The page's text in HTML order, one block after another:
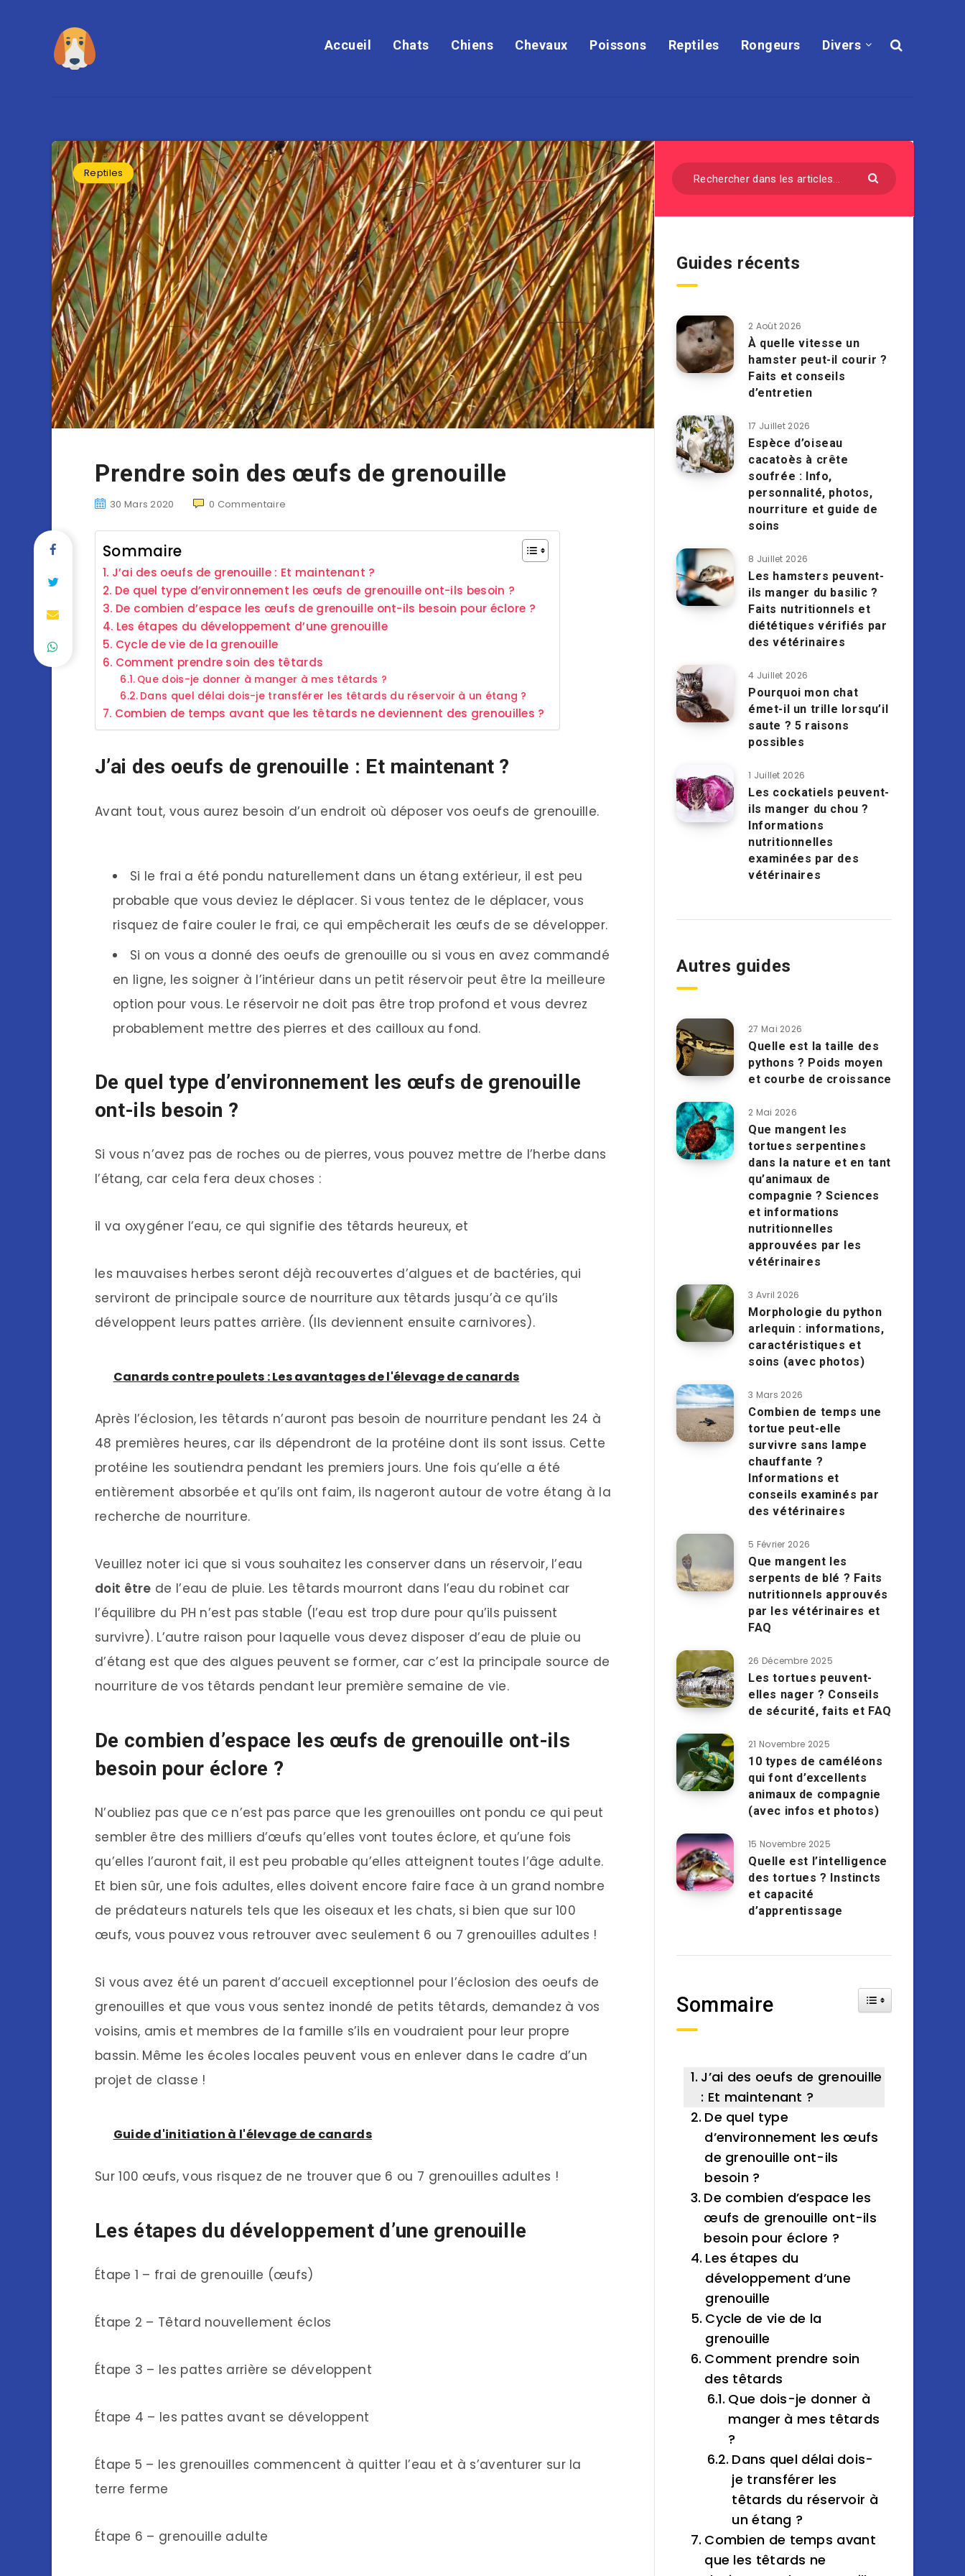
Accueil Chats Chiens Chevaux Poissons Reptiles Rongeurs Divers
Reptiles
Prendre soin des œufs de grenouille
30 Mars 2020 0 Commentaire
Sommaire
J’ai des oeufs de grenouille : Et maintenant ?
De quel type d’environnement les œufs de grenouille ont-ils besoin ?
De combien d’espace les œufs de grenouille ont-ils besoin pour éclore ?
Les étapes du développement d’une grenouille
Cycle de vie de la grenouille
Comment prendre soin des têtards
Que dois-je donner à manger à mes têtards ?
Dans quel délai dois-je transférer les têtards du réservoir à un étang ?
Combien de temps avant que les têtards ne deviennent des grenouilles ?
J’ai des oeufs de grenouille : Et maintenant ?
Avant tout, vous aurez besoin d’un endroit où déposer vos oeufs de grenouille.
Si le frai a été pondu naturellement dans un étang extérieur, il est peu
probable que vous deviez le déplacer. Si vous tentez de le déplacer, vous
risquez de faire couler le frai, ce qui empêcherait les œufs de se développer.
Si on vous a donné des oeufs de grenouille ou si vous en avez commandé
en ligne, les soigner à l’intérieur dans un petit réservoir peut être la meilleure
option pour vous. Le réservoir ne doit pas être trop profond et vous devrez
probablement mettre des pierres et des cailloux au fond.
De quel type d’environnement les œufs de grenouille
ont-ils besoin ?
Si vous n’avez pas de roches ou de pierres, vous pouvez mettre de l’herbe dans
l’étang, car cela fera deux choses :
il va oxygéner l’eau, ce qui signifie des têtards heureux, et
les mauvaises herbes seront déjà recouvertes d’algues et de bactéries, qui
serviront de principale source de nourriture aux têtards jusqu’à ce qu’ils
développent leurs pattes arrière. (Ils deviennent ensuite carnivores).
Canards contre poulets : Les avantages de l'élevage de canards
Après l’éclosion, les têtards n’auront pas besoin de nourriture pendant les 24 à
48 premières heures, car ils dépendront de la protéine dont ils sont issus. Cette
protéine les soutiendra pendant les premiers jours. Une fois qu’elle a été
entièrement absorbée et qu’ils ont faim, ils nageront autour de votre étang à la
recherche de nourriture.
Veuillez noter ici que si vous souhaitez les conserver dans un réservoir, l’eau
doit être de l’eau de pluie. Les têtards mourront dans l’eau du robinet car
l’équilibre du PH n’est pas stable (l’eau est trop dure pour qu’ils puissent
survivre). L’autre raison pour laquelle vous devez disposer d’eau de pluie ou
d’étang est que des algues peuvent se former, car c’est la principale source de
nourriture de vos têtards pendant leur première semaine de vie.
De combien d’espace les œufs de grenouille ont-ils
besoin pour éclore ?
N’oubliez pas que ce n’est pas parce que les grenouilles ont pondu ce qui peut
sembler être des milliers d’œufs qu’elles vont toutes éclore, et qu’une fois
qu’elles l’auront fait, il est peu probable qu’elles atteignent toutes l’âge adulte.
Et bien sûr, une fois adultes, elles doivent encore faire face à un grand nombre
de prédateurs naturels tels que les oiseaux et les chats, si bien que sur 100
œufs, vous pouvez vous retrouver avec seulement 6 ou 7 grenouilles adultes !
Si vous avez été un parent d’accueil exceptionnel pour l’éclosion des oeufs de
grenouilles et que vous vous sentez inondé de petits têtards, demandez à vos
voisins, amis et membres de la famille s’ils en voudraient pour leur propre
bassin. Même les écoles locales peuvent vous en enlever dans le cadre d’un
projet de classe !
Guide d'initiation à l'élevage de canards
Sur 100 œufs, vous risquez de ne trouver que 6 ou 7 grenouilles adultes !
Les étapes du développement d’une grenouille
Étape 1 – frai de grenouille (œufs)
Étape 2 – Têtard nouvellement éclos
Étape 3 – les pattes arrière se développent
Étape 4 – les pattes avant se développent
Étape 5 – les grenouilles commencent à quitter l’eau et à s’aventurer sur la
terre ferme
Étape 6 – grenouille adulte
Guides récents
2 Août 2026
À quelle vitesse un
hamster peut-il courir ?
Faits et conseils
d’entretien
17 Juillet 2026
Espèce d’oiseau
cacatoès à crête
soufrée : Info,
personnalité, photos,
nourriture et guide de
soins
8 Juillet 2026
Les hamsters peuvent-
ils manger du basilic ?
Faits nutritionnels et
diététiques vérifiés par
des vétérinaires
4 Juillet 2026
Pourquoi mon chat
émet-il un trille lorsqu’il
saute ? 5 raisons
possibles
1 Juillet 2026
Les cockatiels peuvent-
ils manger du chou ?
Informations
nutritionnelles
examinées par des
vétérinaires
Autres guides
27 Mai 2026
Quelle est la taille des
pythons ? Poids moyen
et courbe de croissance
2 Mai 2026
Que mangent les
tortues serpentines
dans la nature et en tant
qu’animaux de
compagnie ? Sciences
et informations
nutritionnelles
approuvées par les
vétérinaires
3 Avril 2026
Morphologie du python
arlequin : informations,
caractéristiques et
soins (avec photos)
3 Mars 2026
Combien de temps une
tortue peut-elle
survivre sans lampe
chauffante ?
Informations et
conseils examinés par
des vétérinaires
5 Février 2026
Que mangent les
serpents de blé ? Faits
nutritionnels approuvés
par les vétérinaires et
FAQ
26 Décembre 2025
Les tortues peuvent-
elles nager ? Conseils
de sécurité, faits et FAQ
21 Novembre 2025
10 types de caméléons
qui font d’excellents
animaux de compagnie
(avec infos et photos)
15 Novembre 2025
Quelle est l’intelligence
des tortues ? Instincts
et capacité
d’apprentissage
Sommaire Toggle Table of
J’ai des oeufs de grenouille
: Et maintenant ?
De quel type
d’environnement les œufs
de grenouille ont-ils
besoin ?
De combien d’espace les
œufs de grenouille ont-ils
besoin pour éclore ?
Les étapes du
développement d’une
grenouille
Cycle de vie de la
grenouille
Comment prendre soin
des têtards
Que dois-je donner à
manger à mes têtards
?
Dans quel délai dois-
je transférer les
têtards du réservoir à
un étang ?
Combien de temps avant
que les têtards ne